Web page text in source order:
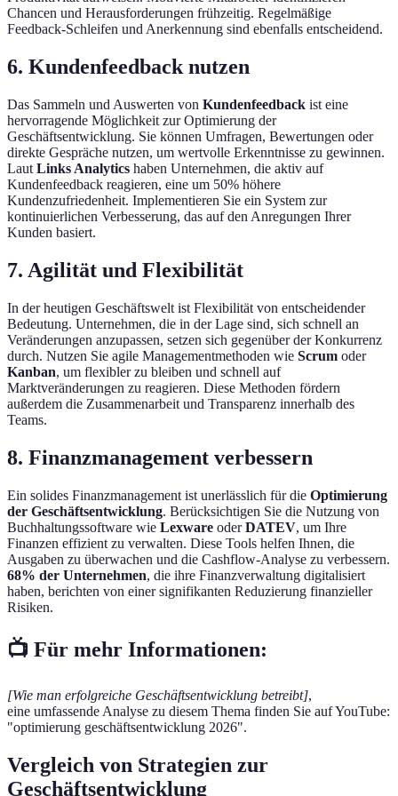
Chancen und Herausforderungen frühzeitig. Regelmäßige
Feedback-Schleifen und Anerkennung sind ebenfalls entscheidend.
6. Kundenfeedback nutzen
Das Sammeln und Auswerten von Kundenfeedback ist eine
hervorragende Möglichkeit zur Optimierung der
Geschäftsentwicklung. Sie können Umfragen, Bewertungen oder
direkte Gespräche nutzen, um wertvolle Erkenntnisse zu gewinnen.
Laut Links Analytics haben Unternehmen, die aktiv auf
Kundenfeedback reagieren, eine um 50% höhere
Kundenzufriedenheit. Implementieren Sie ein System zur
kontinuierlichen Verbesserung, das auf den Anregungen Ihrer
Kunden basiert.
7. Agilität und Flexibilität
In der heutigen Geschäftswelt ist Flexibilität von entscheidender
Bedeutung. Unternehmen, die in der Lage sind, sich schnell an
Veränderungen anzupassen, setzen sich gegenüber der Konkurrenz
durch. Nutzen Sie agile Managementmethoden wie Scrum oder
Kanban, um flexibler zu bleiben und schnell auf
Marktveränderungen zu reagieren. Diese Methoden fördern
außerdem die Zusammenarbeit und Transparenz innerhalb des
Teams.
8. Finanzmanagement verbessern
Ein solides Finanzmanagement ist unerlässlich für die Optimierung
der Geschäftsentwicklung. Berücksichtigen Sie die Nutzung von
Buchhaltungssoftware wie Lexware oderDATEV, um Ihre
Finanzen effizient zu verwalten. Diese Tools helfen Ihnen, die
Ausgaben zu überwachen und die Cashflow-Analyse zu verbessern.
68% der Unternehmen, die ihre Finanzverwaltung digitalisiert
haben, berichten von einer signifikanten Reduzierung finanzieller
Risiken.
📺 Für mehr Informationen:
[Wie man erfolgreiche Geschäftsentwicklung betreibt],
eine umfassende Analyse zu diesem Thema finden Sie auf YouTube:
"optimierung geschäftsentwicklung 2026".
Vergleich von Strategien zur
Geschäftsentwicklung